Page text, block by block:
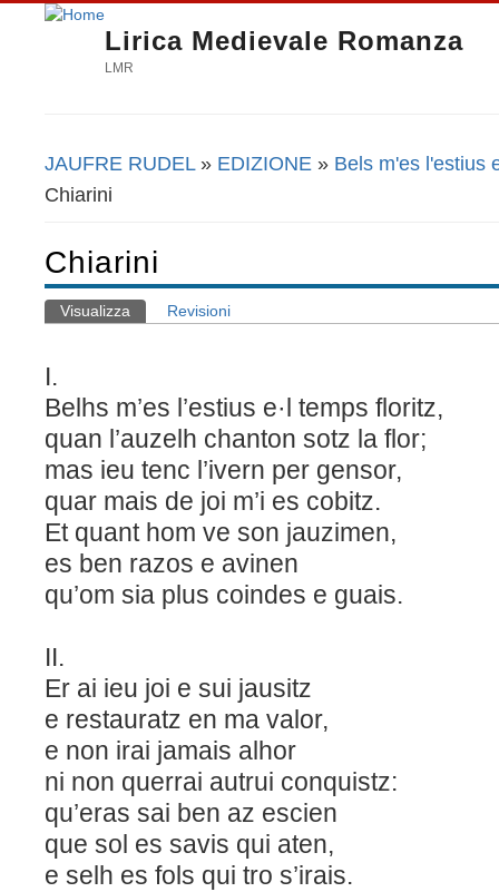
Lirica Medievale Romanza
LMR
Tu sei qui
JAUFRE RUDEL » EDIZIONE » Bels m'es l'estius
Chiarini
Chiarini
Schede primarie
Visualizza (scheda attiva)
Revisioni
I.
Belhs m’es l’estius e·l temps floritz,
quan l’auzelh chanton sotz la flor;
mas ieu tenc l’ivern per gensor,
quar mais de joi m’i es cobitz.
Et quant hom ve son jauzimen,
es ben razos e avinen
qu’om sia plus coindes e guais.
II.
Er ai ieu joi e sui jausitz
e restauratz en ma valor,
e non irai jamais alhor
ni non querrai autrui conquistz:
qu’eras sai ben az escien
que sol es savis qui aten,
e selh es fols qui tro s’irais.